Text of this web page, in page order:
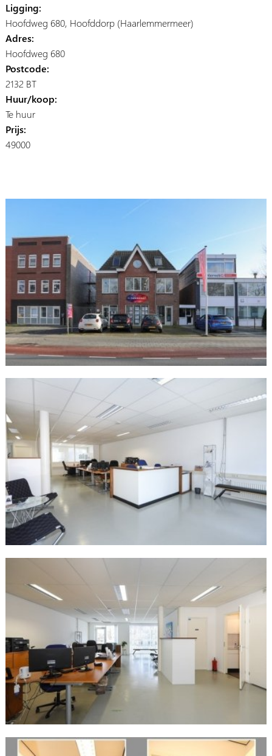
Ligging:
Hoofdweg 680, Hoofddorp (Haarlemmermeer)
Adres:
Hoofdweg 680
Postcode:
2132 BT
Huur/koop:
Te huur
Prijs:
49000